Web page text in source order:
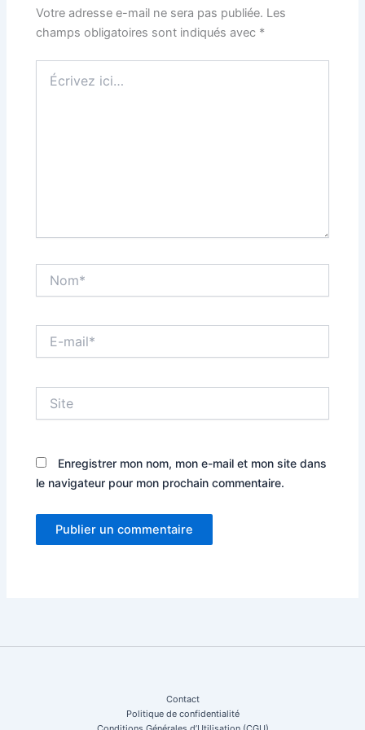
Votre adresse e-mail ne sera pas publiée. Les
champs obligatoires sont indiqués avec *
ici…
mail*
Enregistrer mon nom, mon e-mail et mon site dans
le navigateur pour mon prochain commentaire.
Contact
Politique de confidentialité